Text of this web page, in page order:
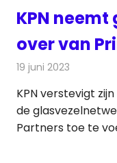
KPN
over van
19 juni 2023
KPN verstevigt
de
Partners toe te